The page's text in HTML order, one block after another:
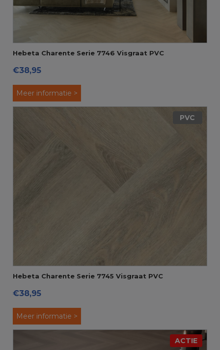
Hebeta Charente Serie 7746 Visgraat PVC
€38,95
Meer informatie >
PVC
Hebeta Charente Serie 7745 Visgraat PVC
€38,95
Meer informatie >
ACTIE